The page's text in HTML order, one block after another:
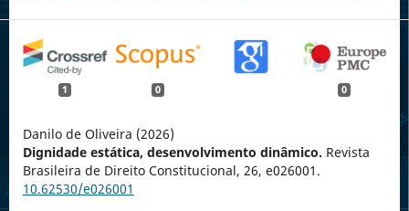
1 0 0
Danilo de Oliveira (2026)
Dignidade estática, desenvolvimento dinâmico. Revista
Brasileira de Direito Constitucional, 26, e026001.
10.62530/e026001